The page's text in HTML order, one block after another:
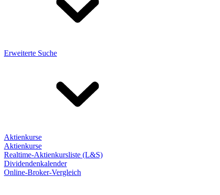
Erweiterte Suche
Aktienkurse
Aktienkurse
Realtime-Aktienkursliste (L&S)
Dividendenkalender
Online-Broker-Vergleich